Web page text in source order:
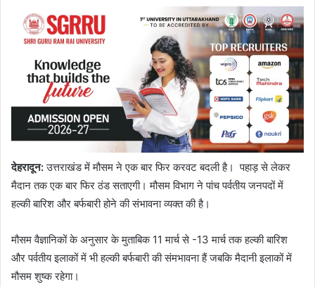
देहरादून:उत्तराखंड में मौसम ने एक बार फिर करवट बदली है। पहाड़ से लेकर
मैदान तक एक बार फिर ठंड सताएगी। मौसम विभाग ने पांच पर्वतीय जनपदों में
हल्की बारिश और बर्फबारी होने की संभावना व्यक्त की है।
मौसम वैज्ञानिकों के अनुसार के मुताबिक 11 मार्च से -13 मार्च तक हल्की बारिश
और पर्वतीय इलाकों में भी हल्की बर्फबारी की संमभावना हैं जबकि मैदानी इलाकों में
मौसम शुष्क रहेगा।